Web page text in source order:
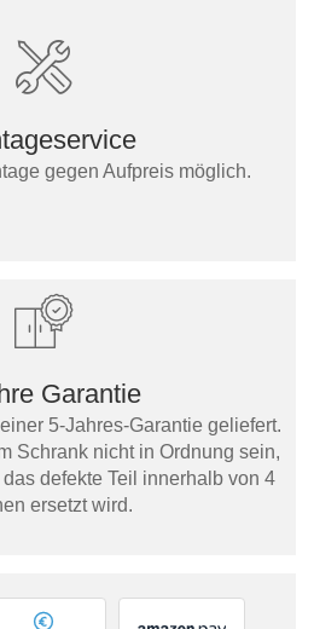
gegen Aufpreis möglich.
Garantie
5-Jahres-Garantie geliefert.
Schrank nicht in Ordnung sein,
defekte Teil innerhalb von 4
ersetzt wird.